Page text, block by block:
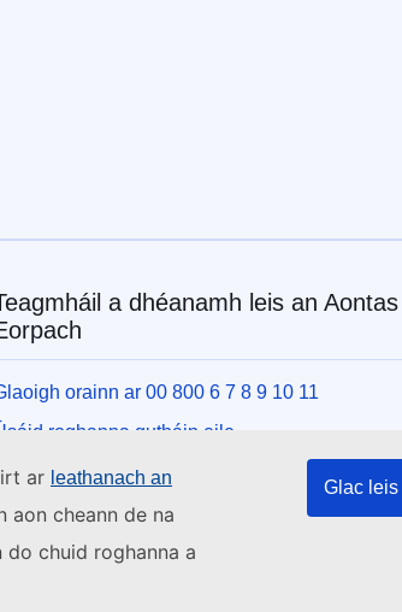
ar leathanach an
aon cheann de na
do chuid roghanna a
Glac
a dhéanamh leis an Aontas
orainn ar 00 800 6 7 8 9 10 11
roghanna gutháin eile
chugainn tríd an bhfoirm theagmhála
isteach chugainn i gceann de lárionaid an